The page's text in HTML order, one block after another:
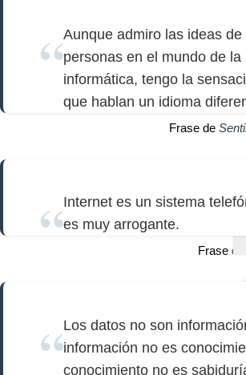
Aunque admiro las ideas de
personas en el mundo de la
informática, tengo la
que hablan un idioma
Frase de
Internet es un sistema
es muy arrogante.
Frase de
Los datos no son
información no es
conocimiento no es